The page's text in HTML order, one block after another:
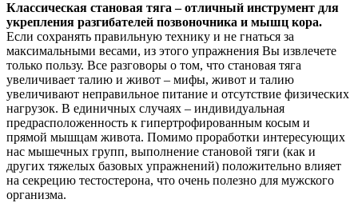
Классическая становая тяга – отличный инструмент для
укрепления разгибателей позвоночника и мышц кора.
Если сохранять правильную технику и не гнаться за
максимальными весами, из этого упражнения Вы извлечете
только пользу. Все разговоры о том, что становая тяга
увеличивает талию и живот – мифы, живот и талию
увеличивают неправильное питание и отсутствие физических
нагрузок. В единичных случаях – индивидуальная
предрасположенность к гипертрофированным косым и
прямой мышцам живота. Помимо проработки интересующих
нас мышечных групп, выполнение становой тяги (как и
других тяжелых базовых упражнений) положительно влияет
на секрецию тестостерона, что очень полезно для мужского
организма.